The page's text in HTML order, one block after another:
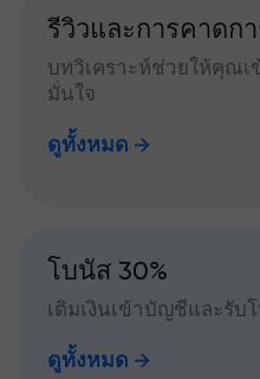
รีวิวและการคาดก
บทวิเคราะห์ช่วยให้คุณเ
มั่นใจ
ดูทั้งหมด
โบนัส 30%
เติมเงินเข้าบัญชีและรับ
ดูทั้งหมด